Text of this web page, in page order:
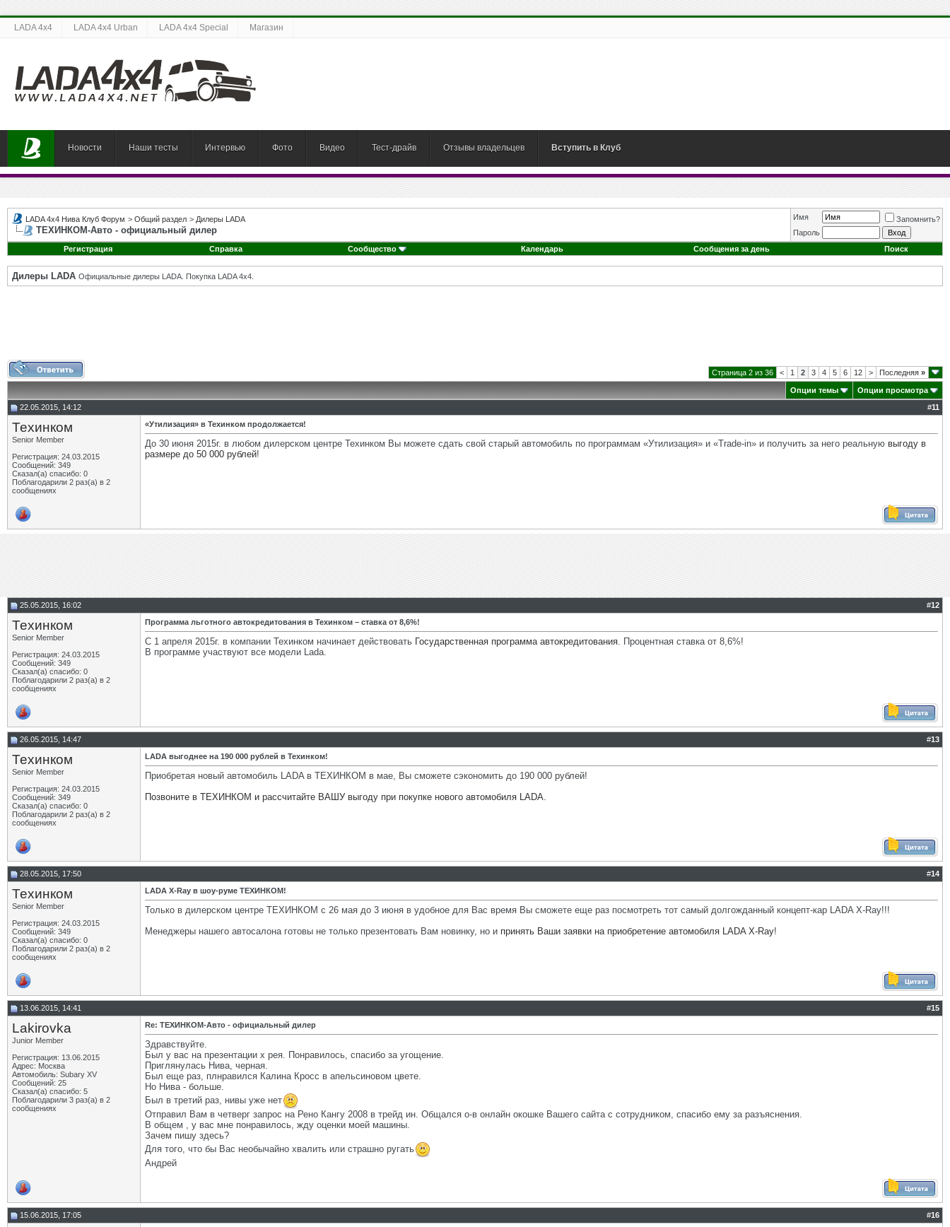
LADA 4x4 LADA 4x4 Urban LADA 4x4 Special Магазин
Новости Наши тесты Интервью Фото Видео Тест-драйв Отзывы владельцев Вступить в Клуб
LADA 4x4 Нива Клуб Форум > Общий раздел > Дилеры LADA
ТЕХИНКОМ-Авто - официальный дилер
Имя
Запомнить?
Пароль
Регистрация
Справка Сообщество Календарь Сообщения за день Поиск
Дилеры LADA Официальные дилеры LADA. Покупка LADA 4x4.
Страница 2 из 36 < 1 2 3 4 5 6 12 > Последняя »
Опции темы
Опции просмотра
22.05.2015, 14:12
#11
Техинком
Senior Member
Регистрация: 24.03.2015
Сообщений: 349
Сказал(а) спасибо: 0
Поблагодарили 2 раз(а) в 2
сообщениях
«Утилизация» в Техинком продолжается!
До 30 июня 2015г. в любом дилерском центре Техинком Вы можете сдать свой старый автомобиль по программам «Утилизация» и «Trade-in» и получить за него реальную выгоду в
размере до 50 000 рублей!
25.05.2015, 16:02 #12
Техинком
Senior Member
Регистрация: 24.03.2015
Сообщений: 349
Сказал(а) спасибо: 0
Поблагодарили 2 раз(а) в 2
сообщениях
Программа льготного автокредитования в Техинком – ставка от 8,6%!
С 1 апреля 2015г. в компании Техинком начинает действовать Государственная программа автокредитования. Процентная ставка от 8,6%!
В программе участвуют все модели Lada.
26.05.2015, 14:47 #13
Техинком
Senior Member
Регистрация: 24.03.2015
Сообщений: 349
Сказал(а) спасибо: 0
Поблагодарили 2 раз(а) в 2
сообщениях
LADA выгоднее на 190 000 рублей в Техинком!
Приобретая новый автомобиль LADA в ТЕХИНКОМ в мае, Вы сможете сэкономить до 190 000 рублей!
Позвоните в ТЕХИНКОМ и рассчитайте ВАШУ выгоду при покупке нового автомобиля LADA.
28.05.2015, 17:50 #14
Техинком
Senior Member
Регистрация: 24.03.2015
Сообщений: 349
Сказал(а) спасибо: 0
Поблагодарили 2 раз(а) в 2
сообщениях
LADA X-Ray в шоу-руме ТЕХИНКОМ!
Только в дилерском центре ТЕХИНКОМ с 26 мая до 3 июня в удобное для Вас время Вы сможете еще раз посмотреть тот самый долгожданный концепт-кар LADA X-Ray!!!
Менеджеры нашего автосалона готовы не только презентовать Вам новинку, но и принять Ваши заявки на приобретение автомобиля LADA X-Ray!
13.06.2015, 14:41 #15
Lakirovka
Junior Member
Регистрация: 13.06.2015
Адрес: Москва
Автомобиль: Subary XV
Сообщений: 25
Сказал(а) спасибо: 5
Поблагодарили 3 раз(а) в 2
сообщениях
Re: ТЕХИНКОМ-Авто - официальный дилер
Здравствуйте.
Был у вас на презентации х рея. Понравилось, спасибо за угощение.
Приглянулась Нива, черная.
Был еще раз, плнравился Калина Кросс в апельсиновом цвете.
Но Нива - больше.
Был в третий раз, нивы уже нет
Отправил Вам в четверг запрос на Рено Кангу 2008 в трейд ин. Общался о-в онлайн окошке Вашего сайта с сотрудником, спасибо ему за разъяснения.
В общем , у вас мне понравилось, жду оценки моей машины.
Зачем пишу здесь?
Для того, что бы Вас необычайно хвалить или страшно ругать
Андрей
15.06.2015, 17:05 #16